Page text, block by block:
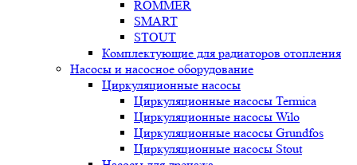
ROMMER
SMART
STOUT
Комплектующие для радиаторов отопления
Насосы и насосное оборудование
Циркуляционные насосы
Циркуляционные насосы Termica
Циркуляционные насосы Wilo
Циркуляционные насосы Grundfos
Циркуляционные насосы Stout